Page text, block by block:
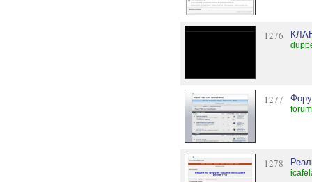
1276
1277
1278